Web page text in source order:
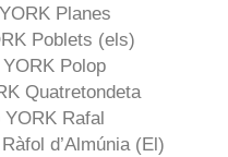
Planes
Poblets (els)
Polop
Quatretondeta
Rafal
d’Almúnia (El)